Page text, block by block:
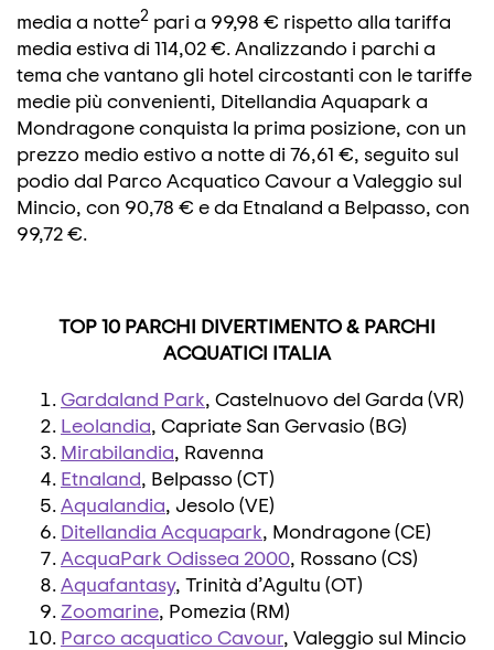
media a notte2 pari a 99,98 € rispetto alla tariffa
media estiva di 114,02 €. Analizzando i parchi a
tema che vantano gli hotel circostanti con le tariffe
medie più convenienti, Ditellandia Aquapark a
Mondragone conquista la prima posizione, con un
prezzo medio estivo a notte di 76,61 €, seguito sul
podio dal Parco Acquatico Cavour a Valeggio sul
Mincio, con 90,78 € e da Etnaland a Belpasso, con
99,72 €.
TOP 10 PARCHI DIVERTIMENTO & PARCHI
ACQUATICI ITALIA
Gardaland Park, Castelnuovo del Garda (VR)
Leolandia, Capriate San Gervasio (BG)
Mirabilandia, Ravenna
Etnaland, Belpasso (CT)
Aqualandia, Jesolo (VE)
Ditellandia Acquapark, Mondragone (CE)
AcquaPark Odissea 2000, Rossano (CS)
Aquafantasy, Trinità d’Agultu (OT)
Zoomarine, Pomezia (RM)
Parco acquatico Cavour, Valeggio sul Mincio